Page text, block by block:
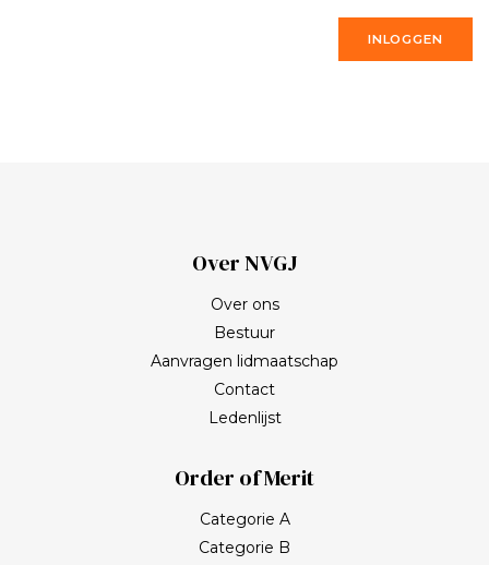
INLOGGEN
Over NVGJ
Over ons
Bestuur
Aanvragen lidmaatschap
Contact
Ledenlijst
Order of Merit
Categorie A
Categorie B